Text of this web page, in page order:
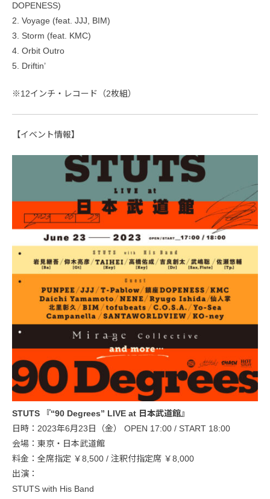
DOPENESS)
2. Voyage (feat. JJJ, BIM)
3. Storm (feat. KMC)
4. Orbit Outro
5. Driftin’
※12インチ・レコード（2枚組）
【イベント情報】
STUTS 『“90 Degrees” LIVE at 日本武道館』
日時：2023年6月23日（金） OPEN 17:00 / START 18:00
会場：東京・日本武道館
料金：全席指定 ￥8,500 / 注釈付指定席 ￥8,000
出演：
STUTS with His Band